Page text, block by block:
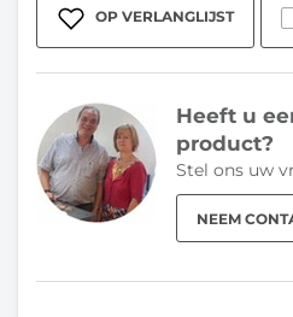
OP VERLANGLIJST
Heeft u
product?
Stel ons uw
NEEM